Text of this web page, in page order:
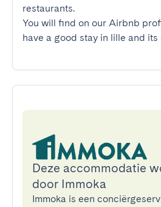
restaurants.
You will find on our Airbnb
have a good stay in lille and
Deze accommodatie
door Immoka
Immoka is een